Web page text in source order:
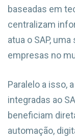
baseadas em
centralizam
atua o SAP,
empresas no
Paralelo a isso, a
integradas ao
beneficiam
automação,